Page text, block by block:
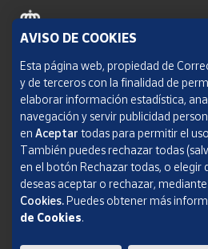
Política de cookies
Aviso legal
Condiciones del servicio
Política de Privacidad Web
Informe de transparencia
SOCIEDAD ESTATAL CORREOS Y
AVISO DE COOKIES
Esta página web, propiedad de
y de terceros con la finalidad de
elaborar información estadística,
navegación y servir publicidad
en Aceptar todas para permitir el
También puedes rechazar todas
en el botón Rechazar todas, o elegir
deseas aceptar o rechazar,
Cookies.Puedes obtener más
de Cookies.